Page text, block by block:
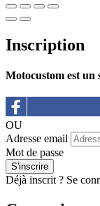
Inscription
Motocustom est un
OU
Adresse email
Mot de passe
Déjà inscrit ? Se